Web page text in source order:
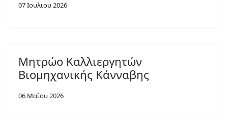
07 Ιουλιου 2026
Μητρώο Καλλιεργητών
Βιομηχανικής Κάνναβης
06 Μαΐου 2026